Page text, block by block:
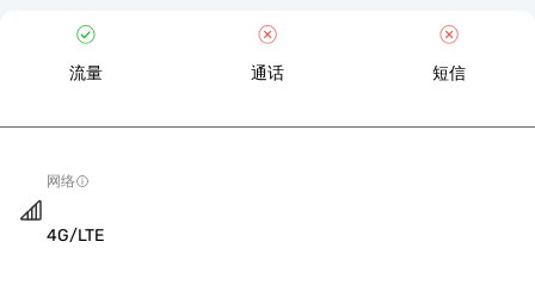
流量 通话 短信
网络
4G/LTE